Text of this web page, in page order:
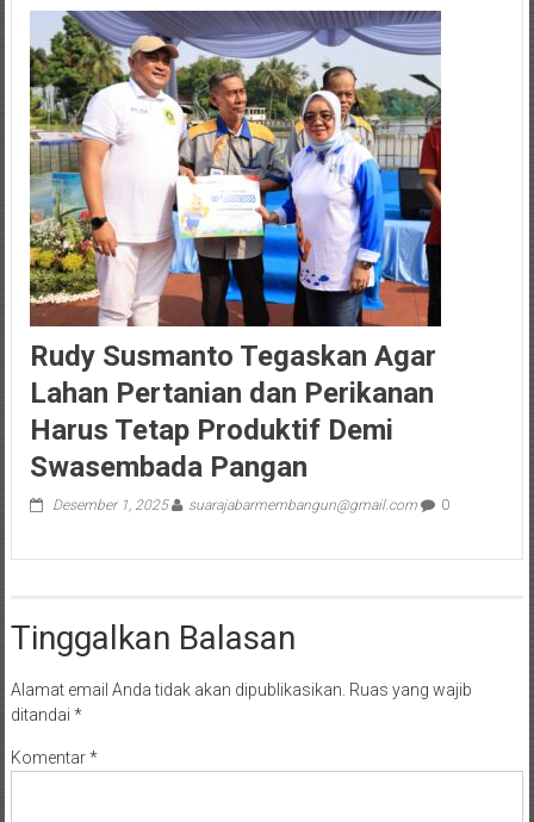
Rudy Susmanto Tegaskan Agar
Lahan Pertanian dan Perikanan
Harus Tetap Produktif Demi
Swasembada Pangan
Desember 1, 2025 suarajabarmembangun@gmail.com 0
Tinggalkan Balasan
Alamat email Anda tidak akan dipublikasikan. Ruas yang wajib
ditandai *
Komentar*